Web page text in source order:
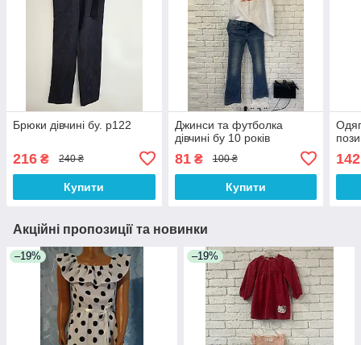
Брюки дівчині бу. р122
216 ₴ 240 ₴
Купити
Джинси та футболка
дівчині бу 10 років
81₴ 100 ₴
Купити
Акційні пропозиції та новинки
–19% –19%